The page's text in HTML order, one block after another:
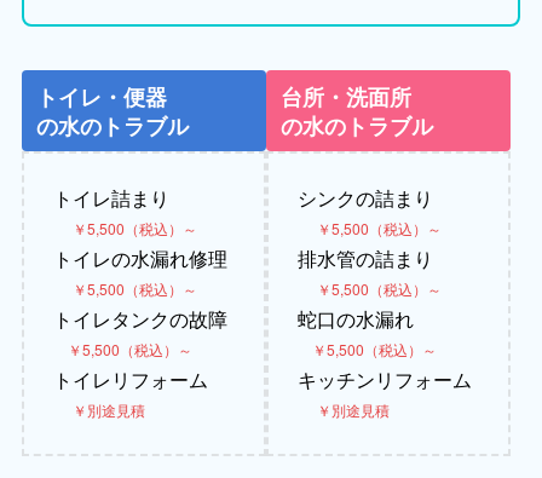
トイレ・便器
の水のトラブル
トイレ詰まり
￥5,500（税込）～
トイレの水漏れ修理
￥5,500（税込）～
トイレタンクの故障
￥5,500（税込）～
トイレリフォーム
￥別途見積
台所・洗面所
の水のトラブル
シンクの詰まり
￥5,500（税込）～
排水管の詰まり
￥5,500（税込）～
蛇口の水漏れ
￥5,500（税込）～
キッチンリフォーム
￥別途見積